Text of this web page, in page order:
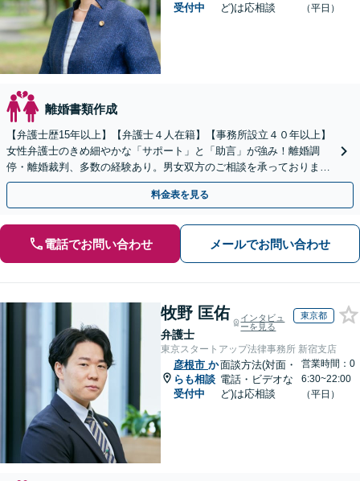
受付中
ど)は応相談
（平日）
離婚書類作成
【弁護士歴15年以上】【弁護士４人在籍】【事務所設立４０年以上】
女性弁護士のきめ細やかな「サポート」と「助言」が強み！離婚調
停・離婚裁判、多数の経験あり。男女双方のご相談を承っております
【お子さま連れのご相談OK】【南海岸和田駅徒歩3分】
料金表を見る
電話でお問い合わせ メールでお問い合わせ
牧野 匡佑
弁護士
インタビュ
ーを見る
東京都
東京スタートアップ法律事務所 新宿支店
彦根市 か
らも相談
受付中
面談方法(対面・
電話・ビデオな
ど)は応相談
営業時間：0
6:30~22:00
（平日）